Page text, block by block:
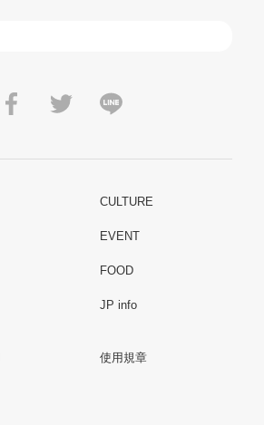
CULTURE
EVENT
FOOD
JP info
使用規章